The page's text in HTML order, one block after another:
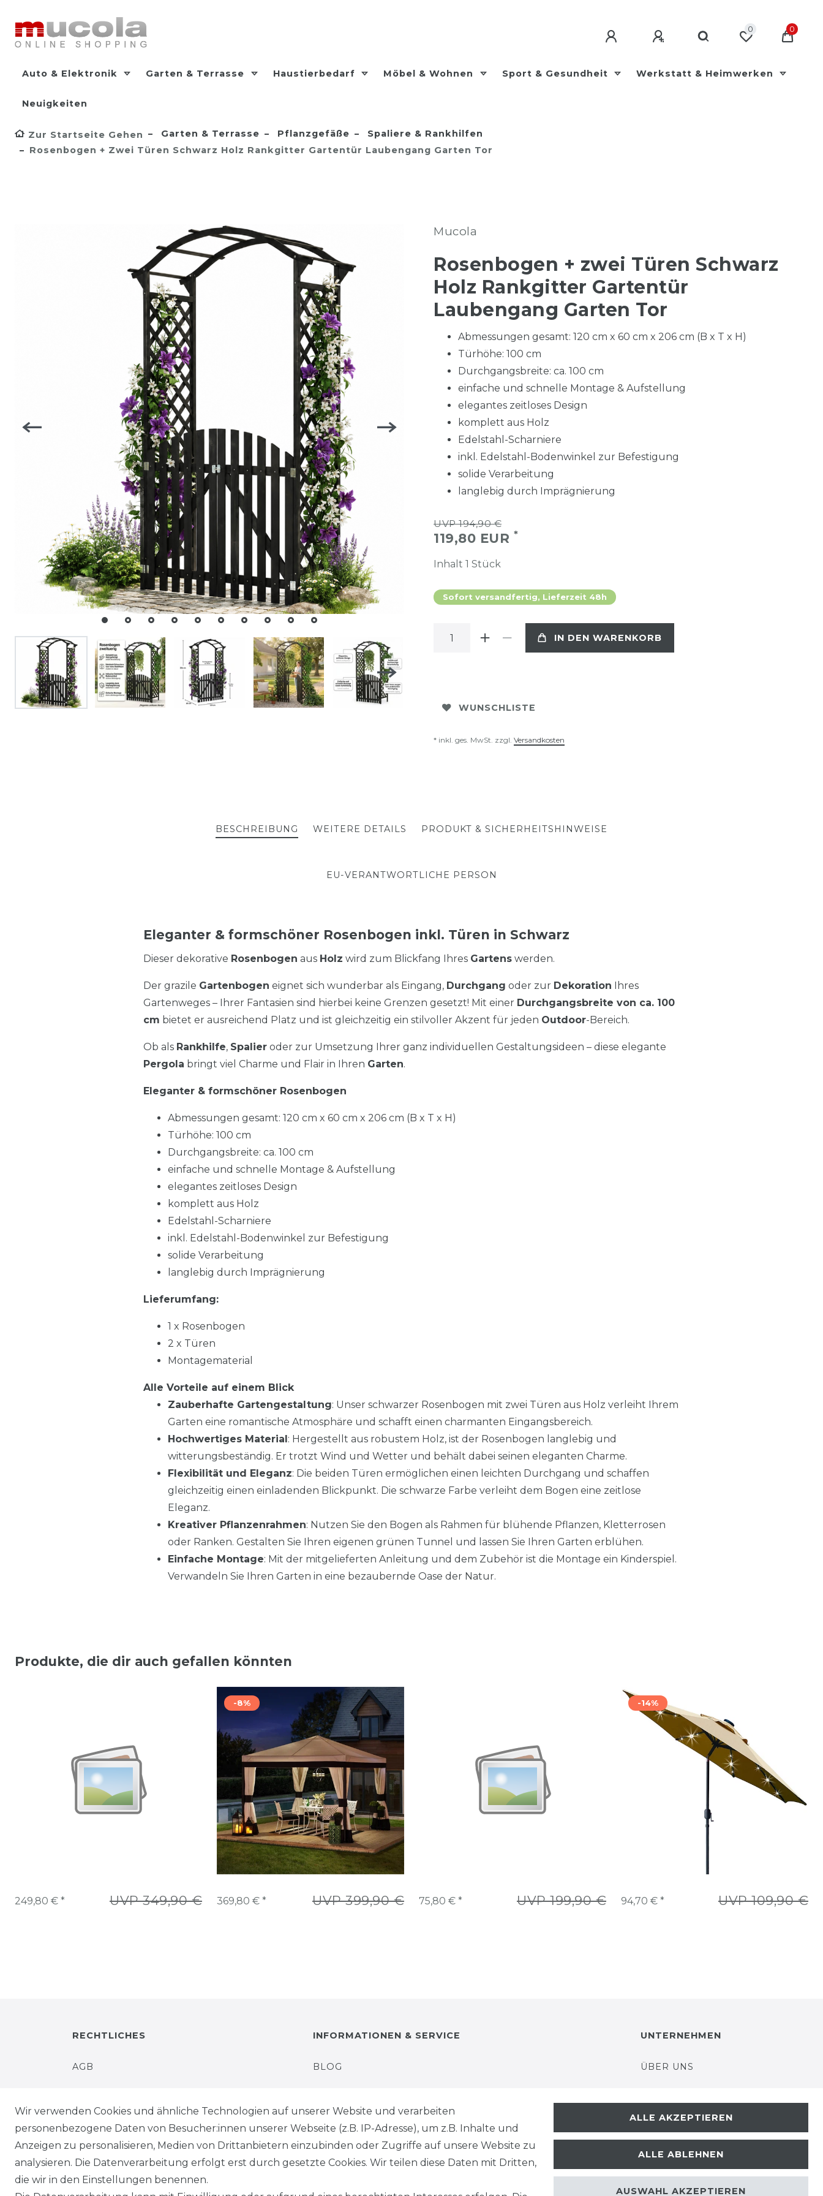
0 0
Auto & Elektronik Garten & Terrasse Haustierbedarf Möbel & Wohnen Sport & Gesundheit Werkstatt & Heimwerken
Neuigkeiten
Zur Startseite Gehen Garten & Terrasse Pflanzgefäße
Spaliere & Rankhilfen
Rosenbogen + Zwei Türen Schwarz Holz Rankgitter Gartentür Laubengang Garten Tor
Mucola
Rosenbogen + zwei Türen Schwarz
Holz Rankgitter Gartentür
Laubengang Garten Tor
Abmessungen gesamt: 120 cm x 60 cm x 206 cm (B x T x H)
Türhöhe: 100 cm
Durchgangsbreite: ca. 100 cm
einfache und schnelle Montage & Aufstellung
elegantes zeitloses Design
komplett aus Holz
Edelstahl-Scharniere
inkl. Edelstahl-Bodenwinkel zur Befestigung
solide Verarbeitung
langlebig durch Imprägnierung
UVP 194,90 €
119,80 EUR *
Inhalt 1 Stück
Sofort versandfertig, Lieferzeit 48h
IN DEN WARENKORB
WUNSCHLISTE
* inkl. ges. MwSt. zzgl. Versandkosten
BESCHREIBUNG WEITERE DETAILS PRODUKT & SICHERHEITSHINWEISE
EU-VERANTWORTLICHE PERSON
Eleganter & formschöner Rosenbogen inkl. Türen in Schwarz
Dieser dekorative Rosenbogen aus Holz wird zum Blickfang Ihres Gartens werden.
Der grazile Gartenbogen eignet sich wunderbar als Eingang, Durchgang oder zur Dekoration Ihres
Gartenweges – Ihrer Fantasien sind hierbei keine Grenzen gesetzt! Mit einer Durchgangsbreite von ca. 100
cm bietet er ausreichend Platz und ist gleichzeitig ein stilvoller Akzent für jeden Outdoor-Bereich.
Ob als Rankhilfe, Spalier oder zur Umsetzung Ihrer ganz individuellen Gestaltungsideen – diese elegante
Pergola bringt viel Charme und Flair in Ihren Garten.
Eleganter & formschöner Rosenbogen
Abmessungen gesamt: 120 cm x 60 cm x 206 cm (B x T x H)
Türhöhe: 100 cm
Durchgangsbreite: ca. 100 cm
einfache und schnelle Montage & Aufstellung
elegantes zeitloses Design
komplett aus Holz
Edelstahl-Scharniere
inkl. Edelstahl-Bodenwinkel zur Befestigung
solide Verarbeitung
langlebig durch Imprägnierung
Lieferumfang:
1 x Rosenbogen
2 x Türen
Montagematerial
Alle Vorteile auf einem Blick
Zauberhafte Gartengestaltung: Unser schwarzer Rosenbogen mit zwei Türen aus Holz verleiht Ihrem
Garten eine romantische Atmosphäre und schafft einen charmanten Eingangsbereich.
Hochwertiges Material: Hergestellt aus robustem Holz, ist der Rosenbogen langlebig und
witterungsbeständig. Er trotzt Wind und Wetter und behält dabei seinen eleganten Charme.
Flexibilität und Eleganz: Die beiden Türen ermöglichen einen leichten Durchgang und schaffen
gleichzeitig einen einladenden Blickpunkt. Die schwarze Farbe verleiht dem Bogen eine zeitlose
Eleganz.
Kreativer Pflanzenrahmen: Nutzen Sie den Bogen als Rahmen für blühende Pflanzen, Kletterrosen
oder Ranken. Gestalten Sie Ihren eigenen grünen Tunnel und lassen Sie Ihren Garten erblühen.
Einfache Montage: Mit der mitgelieferten Anleitung und dem Zubehör ist die Montage ein Kinderspiel.
Verwandeln Sie Ihren Garten in eine bezaubernde Oase der Natur.
Produkte, die dir auch gefallen könnten
UVP 349,90 €
249,80 € *
-8%
UVP 399,90 €
369,80 € * UVP 199,90 €
75,80 € *
-14%
UVP 109,90 €
94,70 € *
RECHTLICHES
AGB
WIDERRUFSRECHT
WIDERRUFSFORMULAR
INFORMATIONEN & SERVICE
BLOG
AUFBAUANLEITUNGEN
TIPS & TRICKS
UNTERNEHMEN
ÜBER UNS
IHRE VORTEILE
Wir verwenden Cookies und ähnliche Technologien auf unserer Website und verarbeiten
personenbezogene Daten von Besucher:innen unserer Webseite (z.B. IP-Adresse), um z.B. Inhalte und
Anzeigen zu personalisieren, Medien von Drittanbietern einzubinden oder Zugriffe auf unsere Website zu
analysieren. Die Datenverarbeitung erfolgt erst durch gesetzte Cookies. Wir teilen diese Daten mit Dritten,
die wir in den Einstellungen benennen.
ALLE AKZEPTIEREN
ALLE ABLEHNEN
AUSWAHL AKZEPTIEREN